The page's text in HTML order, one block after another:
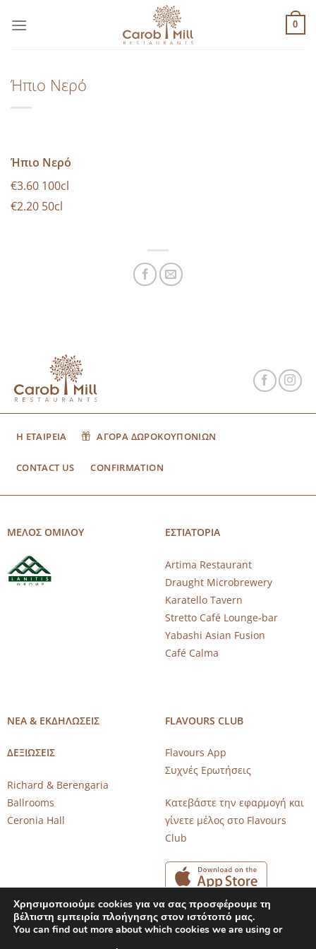
στο
0
Ήπιο Νερό
Ήπιο Νερό
€3.60 100cl
€2.20 50cl
Η ΕΤΑΙΡΕΙΑ ΑΓΟΡΑ ΔΩΡΟΚΟΥΠΟΝΙΩΝ
CONTACT US CONFIRMATION
ΜΕΛΟΣ ΟΜΙΛΟΥ ΕΣΤΙΑΤΟΡΙΑ
Artima Restaurant
Draught Microbrewery
Karatello Tavern
Stretto Café Lounge-bar
Yabashi Asian Fusion
Café Calma
ΝΕΑ & ΕΚΔΗΛΩΣΕΙΣ
ΔΕΞΙΩΣΕΙΣ
Richard & Berengaria
Ballrooms
Ceronia Hall
FLAVOURS CLUB
Flavours App
Συχνές Ερωτήσεις
Κατεβάστε την εφαρμογή και
γίνετε μέλος στο Flavours
Club
Χρησιμοποιούμε cookies για να σας προσφέρουμε τη
βέλτιστη εμπειρία πλοήγησης στον ιστότοπό μας.
You can find out more about which cookies we are using or